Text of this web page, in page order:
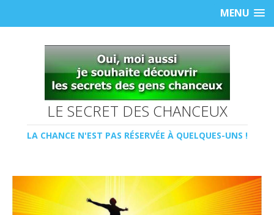
MENU
LE SECRET DES CHANCEUX
LA CHANCE N'EST PAS RÉSERVÉE À QUELQUES-UNS !